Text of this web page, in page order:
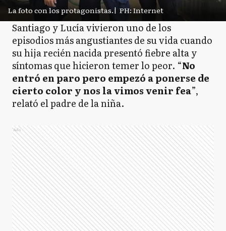
La foto con los protagonistas.| PH: Internet
Santiago y Lucía vivieron uno de los
episodios más angustiantes de su vida cuando
su hija recién nacida presentó fiebre alta y
síntomas que hicieron temer lo peor. “No
entró en paro pero empezó a ponerse de
cierto color y nos la vimos venir fea”,
relató el padre de la niña.
Ads